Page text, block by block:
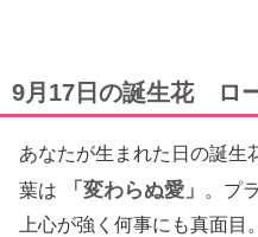
9月17日の誕生花 ロ
あなたが生まれた日の誕生
葉は
「変わらぬ愛」
。プ
上心が強く何事にも真面